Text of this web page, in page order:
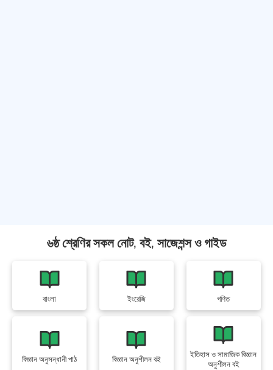
৬ষ্ঠ শ্রেণির সকল নোট, বই, সাজেশন্স ও গাইড
বাংলা ইংরেজি গণিত
বিজ্ঞান অনুসন্ধানী পাঠ বিজ্ঞান অনুশীলন বই
ইতিহাস ও সামাজিক বিজ্ঞান
অনুশীলন বই